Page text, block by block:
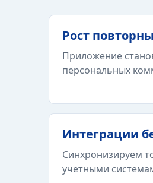
Рост
Приложение
персональных
Интеграции
Синхронизируем
учетными